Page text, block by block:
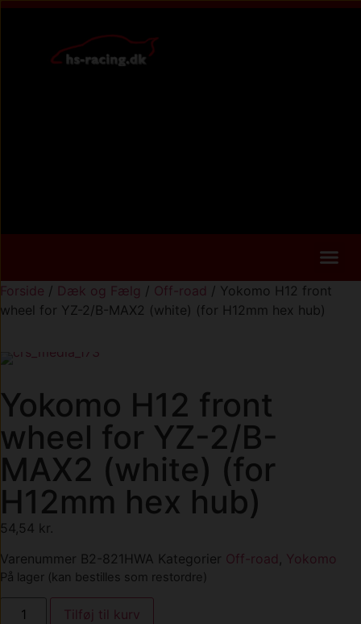
Forside / Dæk og Fælg / Off-road / Yokomo H12 front
wheel for YZ-2/B-MAX2 (white) (for H12mm hex hub)
Yokomo H12 front
wheel for YZ-2/B-
MAX2 (white) (for
H12mm hex hub)
54,54 kr.
Varenummer B2-821HWA Kategorier Off-road Yokomo
På lager (kan bestilles som restordre)
Tilføj til kurv